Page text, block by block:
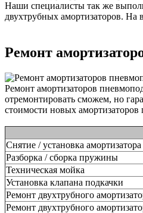
Наши специалисты так же
двухтрубных амортизаторов. На
Ремонт
Ремонт амортизаторов
отремонтировать сможем, но
стоимости новых
Снятие / установка
Разборка / сборка пружины
Техническая мойка
Установка клапана подкачки
Ремонт двухтрубного
Ремонт двухтрубного